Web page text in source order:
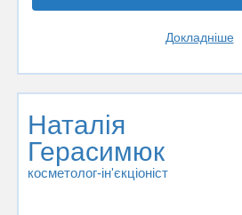
Докладніше
Наталія
Герасимюк
косметолог-ін'єкціоніст